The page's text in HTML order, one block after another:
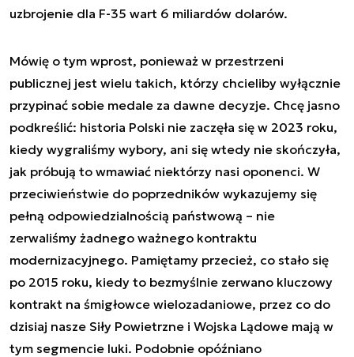
uzbrojenie dla F-35 wart 6 miliardów dolarów.
Mówię o tym wprost, ponieważ w przestrzeni
publicznej jest wielu takich, którzy chcieliby wyłącznie
przypinać sobie medale za dawne decyzje. Chcę jasno
podkreślić: historia Polski nie zaczęła się w 2023 roku,
kiedy wygraliśmy wybory, ani się wtedy nie skończyła,
jak próbują to wmawiać niektórzy nasi oponenci. W
przeciwieństwie do poprzedników wykazujemy się
pełną odpowiedzialnością państwową – nie
zerwaliśmy żadnego ważnego kontraktu
modernizacyjnego. Pamiętamy przecież, co stało się
po 2015 roku, kiedy to bezmyślnie zerwano kluczowy
kontrakt na śmigłowce wielozadaniowe, przez co do
dzisiaj nasze Siły Powietrzne i Wojska Lądowe mają w
tym segmencie luki. Podobnie opóźniano